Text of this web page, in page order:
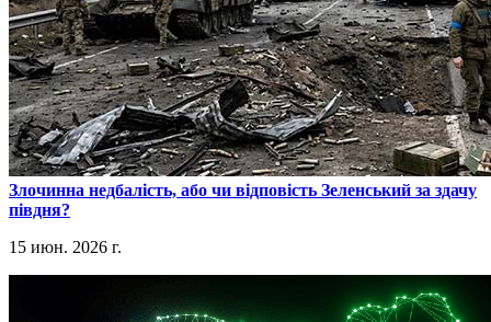
​Злочинна недбалість, або чи відповість Зеленський за здачу
півдня?
15 июн. 2026 г.